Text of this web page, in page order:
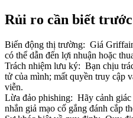
Rủi ro cần biết
Biến động thị trường: Giá
có thể dẫn đến lợi nhuận hoặc
Trách nhiệm lưu ký: Bạn chịu
tử của mình; mất quyền truy cập
viễn.
Lừa đảo phishing: Hãy cảnh
nhắn giả mạo cố gắng đánh cắp